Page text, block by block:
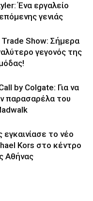
Ένα εργαλείο
γενιάς
Show: Σήμερα
γεγονός της
by Colgate: Για να
παρασαρέλα του
εγκαινίασε το νέο
Kors στο κέντρο
Αθήνας